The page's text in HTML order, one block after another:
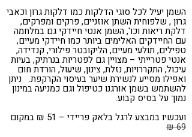
השמן יעיל לכל סוגי הדלקות כמו דלקות גרון וכאבי
גרון , שלפוחית השתן אוזניים, פרקים ומפרקים,
דלקת ריאות וכו', השמן אנטי חיידקי גם במלחמה
עם החיידקים האלימים ביותר כמו חיידקי מעיים,
טפילים, תולעי מעיים, הליקובטר פילורי, קנדידה,
אנטי פטרייתי – מצויין גם לפטריות בנרתיק, בעיות
עיכול, התקררויות, נזלת, צינון, שיעול, הורדת חום
ואפילו מסייע לנשירת שיער בעיסוי הקרקפת. ניתן
להשתמש בשמן אורגנו כטיפול וגם כמניעה במינון
נמוך על בסיס קבוע.
ועכשיו במבצע לרגל בלאק פריידי – 51 ₪ במקום
69 ₪